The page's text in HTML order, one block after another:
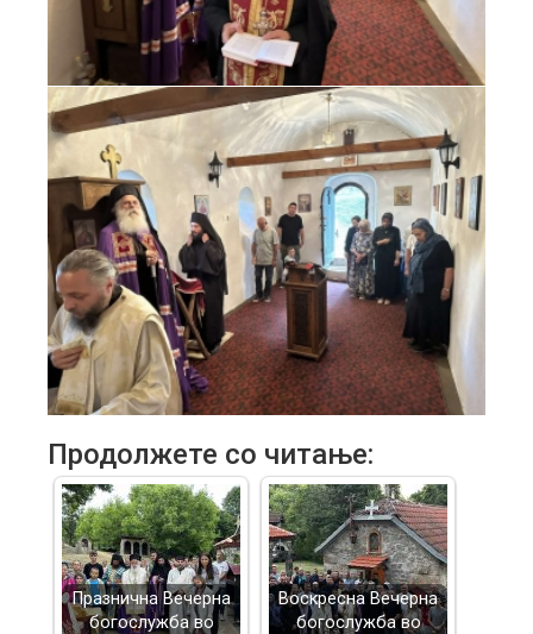
Продолжете со читање:
Празнична Вечерна
богослужба во
Воскресна Вечерна
богослужба во